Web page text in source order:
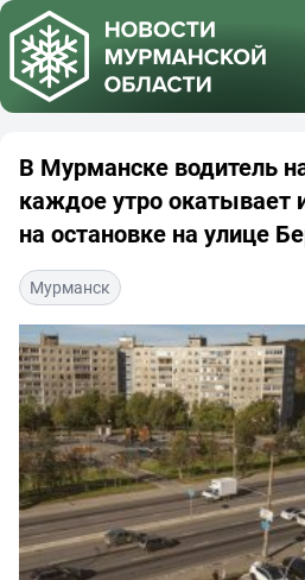
В Мурманске водитель
каждое утро окатывает
на остановке на улице
Мурманск